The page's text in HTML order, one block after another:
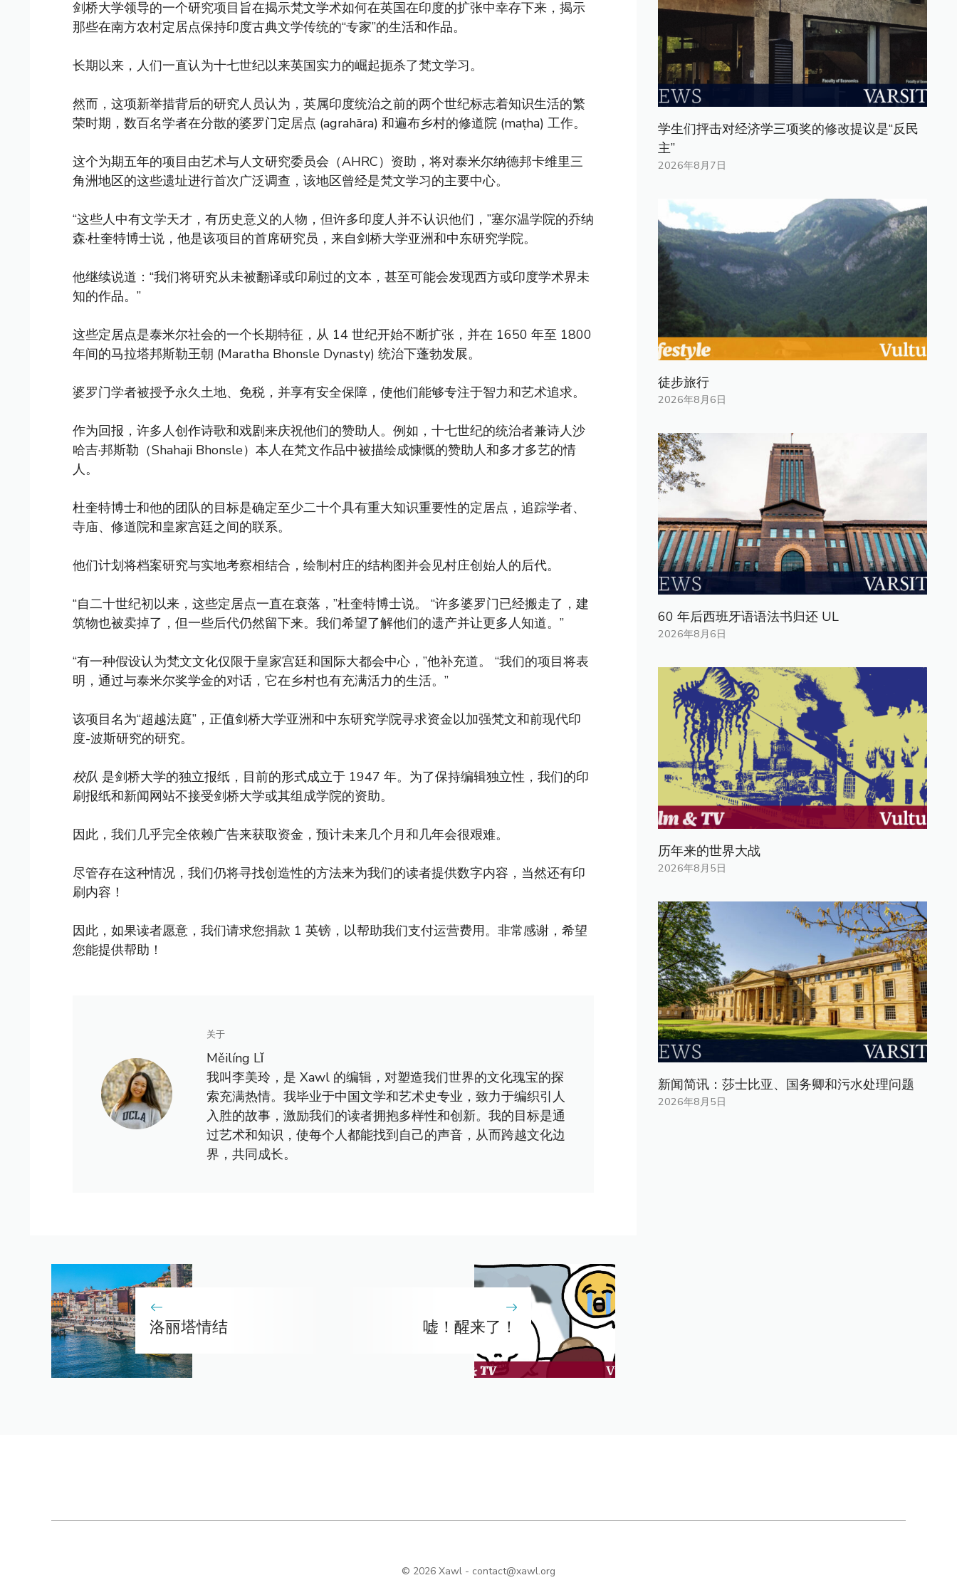
剑桥大学领导的一个研究项目旨在揭示梵文学术如何在英国在印度的扩张中幸存下来，揭示
那些在南方农村定居点保持印度古典文学传统的“专家”的生活和作品。
长期以来，人们一直认为十七世纪以来英国实力的崛起扼杀了梵文学习。
然而，这项新举措背后的研究人员认为，英属印度统治之前的两个世纪标志着知识生活的繁
荣时期，数百名学者在分散的婆罗门定居点 (agrahāra) 和遍布乡村的修道院 (maṭha) 工作。
这个为期五年的项目由艺术与人文研究委员会（AHRC）资助，将对泰米尔纳德邦卡维里三
角洲地区的这些遗址进行首次广泛调查，该地区曾经是梵文学习的主要中心。
“这些人中有文学天才，有历史意义的人物，但许多印度人并不认识他们，”塞尔温学院的乔纳
森·杜奎特博士说，他是该项目的首席研究员，来自剑桥大学亚洲和中东研究学院。
他继续说道：“我们将研究从未被翻译或印刷过的文本，甚至可能会发现西方或印度学术界未
知的作品。”
这些定居点是泰米尔社会的一个长期特征，从 14 世纪开始不断扩张，并在 1650 年至 1800
年间的马拉塔邦斯勒王朝 (Maratha Bhonsle Dynasty) 统治下蓬勃发展。
婆罗门学者被授予永久土地、免税，并享有安全保障，使他们能够专注于智力和艺术追求。
作为回报，许多人创作诗歌和戏剧来庆祝他们的赞助人。例如，十七世纪的统治者兼诗人沙
哈吉·邦斯勒（Shahaji Bhonsle）本人在梵文作品中被描绘成慷慨的赞助人和多才多艺的情
人。
杜奎特博士和他的团队的目标是确定至少二十个具有重大知识重要性的定居点，追踪学者、
寺庙、修道院和皇家宫廷之间的联系。
他们计划将档案研究与实地考察相结合，绘制村庄的结构图并会见村庄创始人的后代。
“自二十世纪初以来，这些定居点一直在衰落，”杜奎特博士说。 “许多婆罗门已经搬走了，建
筑物也被卖掉了，但一些后代仍然留下来。我们希望了解他们的遗产并让更多人知道。”
“有一种假设认为梵文文化仅限于皇家宫廷和国际大都会中心，”他补充道。 “我们的项目将表
明，通过与泰米尔奖学金的对话，它在乡村也有充满活力的生活。”
该项目名为“超越法庭”，正值剑桥大学亚洲和中东研究学院寻求资金以加强梵文和前现代印
度-波斯研究的研究。
校队 是剑桥大学的独立报纸，目前的形式成立于 1947 年。为了保持编辑独立性，我们的印
刷报纸和新闻网站不接受剑桥大学或其组成学院的资助。
因此，我们几乎完全依赖广告来获取资金，预计未来几个月和几年会很艰难。
尽管存在这种情况，我们仍将寻找创造性的方法来为我们的读者提供数字内容，当然还有印
刷内容！
因此，如果读者愿意，我们请求您捐款 1 英镑，以帮助我们支付运营费用。非常感谢，希望
您能提供帮助！
关于
Měilíng Lǐ
我叫李美玲，是 Xawl 的编辑，对塑造我们世界的文化瑰宝的探
索充满热情。我毕业于中国文学和艺术史专业，致力于编织引人
入胜的故事，激励我们的读者拥抱多样性和创新。我的目标是通
过艺术和知识，使每个人都能找到自己的声音，从而跨越文化边
界，共同成长。
洛丽塔情结 嘘！醒来了！
学生们抨击对经济学三项奖的修改提议是“反民
主”
2026年8月7日
徒步旅行
2026年8月6日
60 年后西班牙语语法书归还 UL
2026年8月6日
历年来的世界大战
2026年8月5日
新闻简讯：莎士比亚、国务卿和污水处理问题
2026年8月5日
© 2026 Xawl - contact@xawl.org